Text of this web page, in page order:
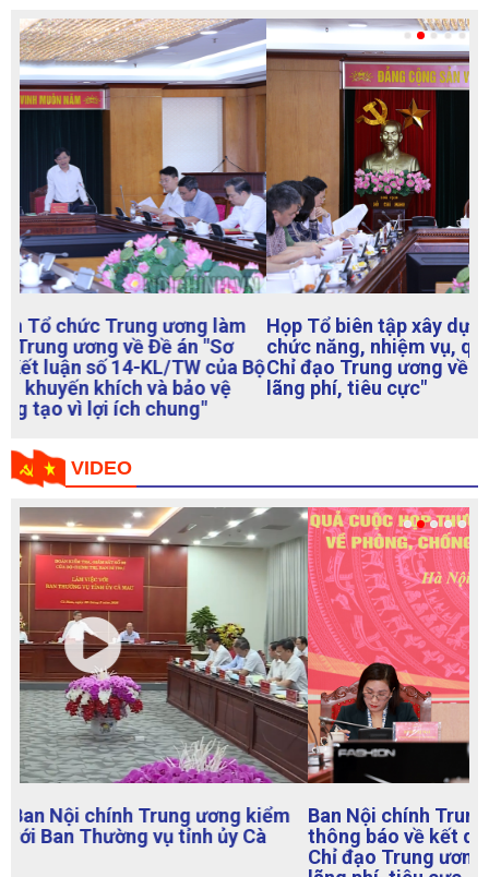
Họp Tổ biên tập xây dựng Đề án "Sửa đổi, bổ sung
chức năng, nhiệm vụ, quy chế làm việc của Ban
Chỉ đạo Trung ương về phòng, chống tham nhũng,
lãng phí, tiêu cực"
thông báo về kết quả Cuộc họp Thường trực Ban
Chỉ đạo Trung ương về phòng, chống tham nhũng,